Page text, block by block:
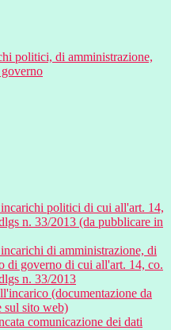
politici, di amministrazione,
politici di cui all'art. 14,
n. 33/2013 (da pubblicare in
di amministrazione, di
di governo di cui all'art. 14, co.
n. 33/2013
(documentazione da
sul sito web)
comunicazione dei dati